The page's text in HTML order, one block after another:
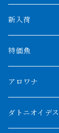
新入荷
特価魚
アロワナ
クンパイ
ダトニオイデス